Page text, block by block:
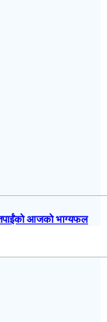
आजको भाग्यफल